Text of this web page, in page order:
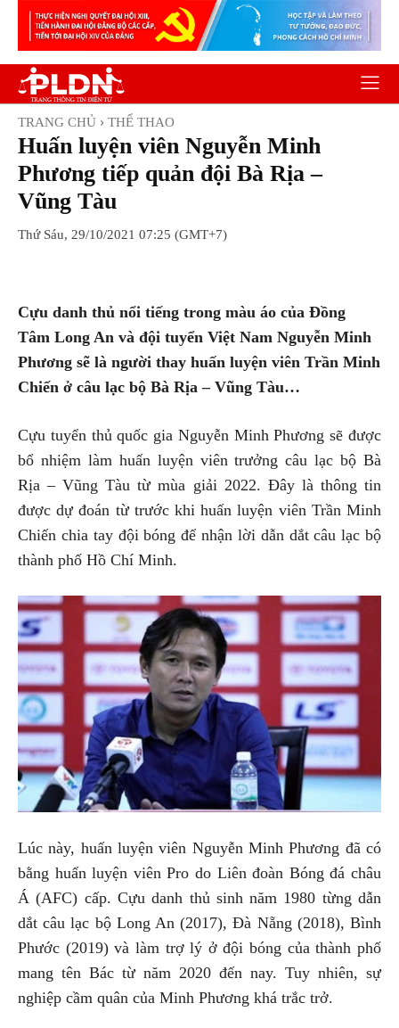
TRANG CHỦ THỂ THAO
Huấn luyện viên Nguyễn Minh
Phương tiếp quản đội Bà Rịa –
Vũng Tàu
Thứ Sáu, 29/10/2021 07:25 (GMT+7)
Cựu danh thủ nổi tiếng trong màu áo của Đồng
Tâm Long An và đội tuyển Việt Nam Nguyễn Minh
Phương sẽ là người thay huấn luyện viên Trần Minh
Chiến ở câu lạc bộ Bà Rịa – Vũng Tàu…
Cựu tuyển thủ quốc gia Nguyễn Minh Phương sẽ được
bổ nhiệm làm huấn luyện viên trưởng câu lạc bộ Bà
Rịa – Vũng Tàu từ mùa giải 2022. Đây là thông tin
được dự đoán từ trước khi huấn luyện viên Trần Minh
Chiến chia tay đội bóng để nhận lời dẫn dắt câu lạc bộ
thành phố Hồ Chí Minh.
Lúc này, huấn luyện viên Nguyễn Minh Phương đã có
bằng huấn luyện viên Pro do Liên đoàn Bóng đá châu
Á (AFC) cấp. Cựu danh thủ sinh năm 1980 từng dẫn
dắt câu lạc bộ Long An (2017), Đà Nẵng (2018), Bình
Phước (2019) và làm trợ lý ở đội bóng của thành phố
mang tên Bác từ năm 2020 đến nay. Tuy nhiên, sự
nghiệp cầm quân của Minh Phương khá trắc trở.